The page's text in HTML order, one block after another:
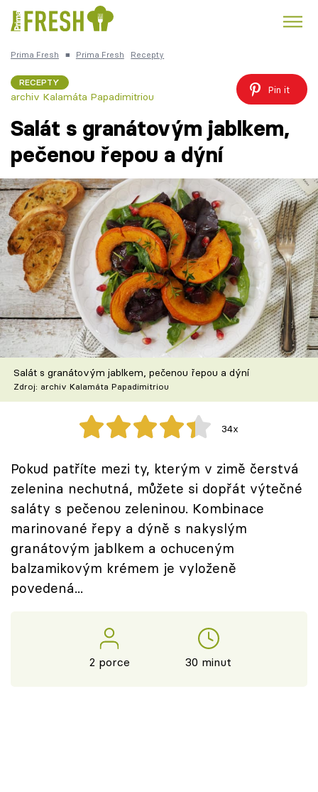
Česká kuchyně Čokoláda
Témata
Recepty
Články
TV Program
Škola vaření
Recepty z TV
Speciál: Cuketa
Těhotnej kuchař
Sledujte prima+
Přihlášení
Sledujte nás
Prima Fresh ■ Prima Fresh Recepty
RECEPTY
archiv Kalamáta Papadimitriou
Pin it
Salát s granátovým jablkem,
pečenou řepou a dýní
Salát s granátovým jablkem, pečenou řepou a dýní
Zdroj: archiv Kalamáta Papadimitriou
34x
Pokud patříte mezi ty, kterým v zimě čerstvá
zelenina nechutná, můžete si dopřát výtečné
saláty s pečenou zeleninou. Kombinace
marinované řepy a dýně s nakyslým
granátovým jablkem a ochuceným
balzamikovým krémem je vyloženě
povedená...
2 porce 30 minut